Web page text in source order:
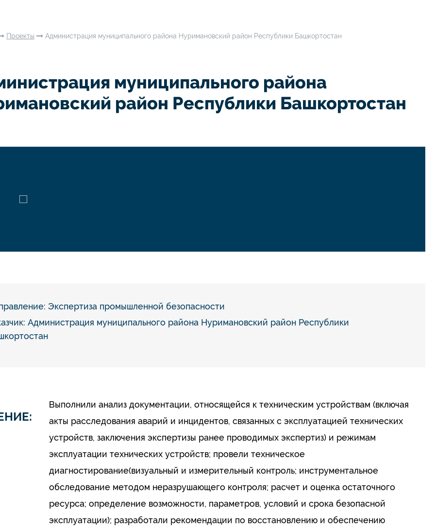
Проекты Администрация муниципального района Нуримановский район Республики Башкортостан
муниципального района
район Республики Башкортостан
Экспертиза промышленной безопасности
Администрация муниципального района Нуримановский район Республики
Выполнили анализ документации, относящейся к техническим устройствам (включая
акты расследования аварий и инцидентов, связанных с эксплуатацией технических
устройств, заключения экспертизы ранее проводимых экспертиз) и режимам
эксплуатации технических устройств; провели техническое
диагностирование(визуальный и измерительный контроль; инструментальное
обследование методом неразрушающего контроля; расчет и оценка остаточного
ресурса; определение возможности, параметров, условий и срока безопасной
эксплуатации); разработали рекомендации по восстановлению и обеспечению